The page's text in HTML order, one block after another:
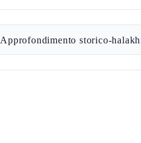
Approfondimento storico-